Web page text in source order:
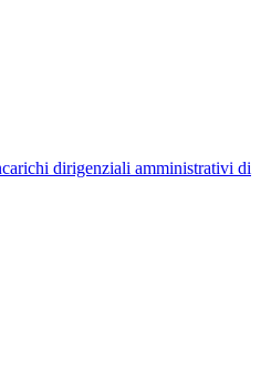
dirigenziali amministrativi di